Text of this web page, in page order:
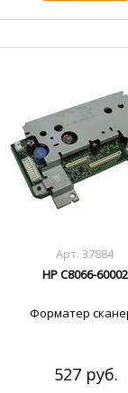
Арт. 37884
HP C8066-60002
Форматер
527 руб.